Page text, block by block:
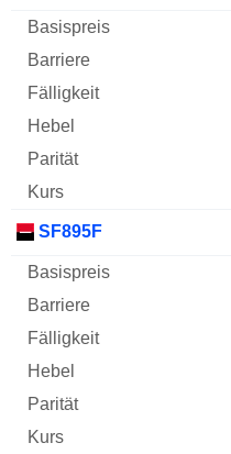
SF895F